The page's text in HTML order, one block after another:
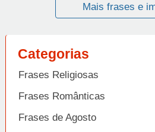
Mais frases e
Categorias
Frases Religiosas
Frases Românticas
Frases de Agosto